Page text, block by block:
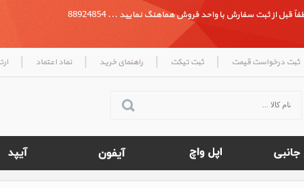
از ثبت سفارش با واحد فروش هماهنگ نمایید ... 88924854
ثبت درخواست قیمت | ثبت تیکت | راهنمای خرید | نماد اعتماد |